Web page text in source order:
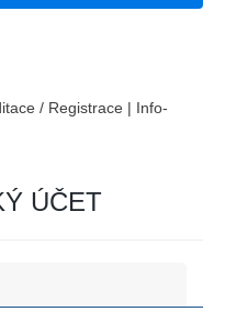
/ Registrace | Info-
ÚČET